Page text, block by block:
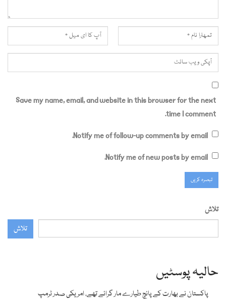
Save my name, email, and website in this browser for the next
time I comment.
Notify me of follow-up comments by email.
Notify me of new posts by email.
تلاش
تلاش
حالیہ پوسٹیں
پاکستان نے بھارت کے پانچ طیارے مار گرائے تھے، امریکی صدر ٹرمپ